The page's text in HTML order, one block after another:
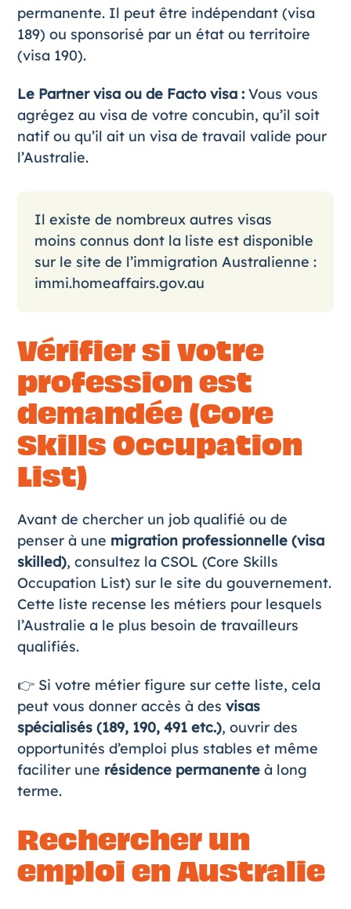
permanente. Il peut être indépendant (visa
189) ou sponsorisé par un état ou territoire
(visa 190).
Le Partner visa ou de Facto visa:Vous vous
agrégez au visa de votre concubin, qu’il soit
natif ou qu’il ait un visa de travail valide pour
l’Australie.
Il existe de nombreux autres visas
moins connus dont la liste est disponible
sur le site de l’immigration Australienne :
immi.homeaffairs.gov.au
Vérifier si votre
profession est
demandée (Core
Skills Occupation
List)
Avant de chercher un job qualifié ou de
penser à une migration professionnelle (visa
skilled), consultez la CSOL (Core Skills
Occupation List) sur le site du gouvernement.
Cette liste recense les métiers pour lesquels
l’Australie a le plus besoin de travailleurs
qualifiés.
👉 Si votre métier figure sur cette liste, cela
peut vous donner accès à des visas
spécialisés (189, 190, 491 etc.), ouvrir des
opportunités d’emploi plus stables et même
faciliter une résidence permanenteà long
terme.
Rechercher un
emploi en Australie